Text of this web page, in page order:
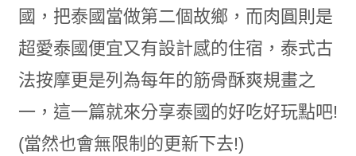
國，把泰國當做第二個故鄉，而肉圓則是
超愛泰國便宜又有設計感的住宿，泰式古
法按摩更是列為每年的筋骨酥爽規畫之
一，這一篇就來分享泰國的好吃好玩點吧!
(當然也會無限制的更新下去!)